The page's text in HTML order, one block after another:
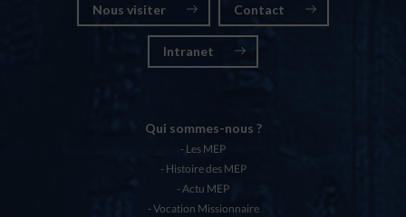
Nous visiter Contact
Intranet
Qui sommes-nous ?
Les MEP
Histoire des MEP
Actu MEP
Vocation Missionnaire